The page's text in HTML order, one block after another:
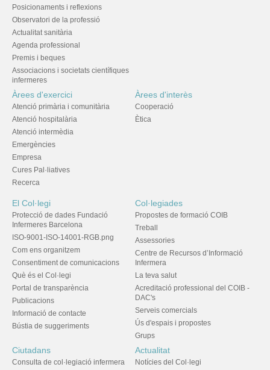
Posicionaments i reflexions
Observatori de la professió
Actualitat sanitària
Agenda professional
Premis i beques
Associacions i societats científiques
infermeres
Àrees d'exercici
Atenció primària i comunitària
Atenció hospitalària
Atenció intermèdia
Emergències
Empresa
Cures Pal·liatives
Recerca
Àrees d'interès
Cooperació
Ètica
El Col·legi
Protecció de dades Fundació
Infermeres Barcelona
ISO-9001-ISO-14001-RGB.png
Com ens organitzem
Consentiment de comunicacions
Què és el Col·legi
Portal de transparència
Publicacions
Informació de contacte
Bústia de suggeriments
Col·legiades
Propostes de formació COIB
Treball
Assessories
Centre de Recursos d’Informació
Infermera
La teva salut
Acreditació professional del COIB -
DAC's
Serveis comercials
Ús d'espais i propostes
Grups
Ciutadans
Consulta de col·legiació infermera
Actualitat
Notícies del Col·legi